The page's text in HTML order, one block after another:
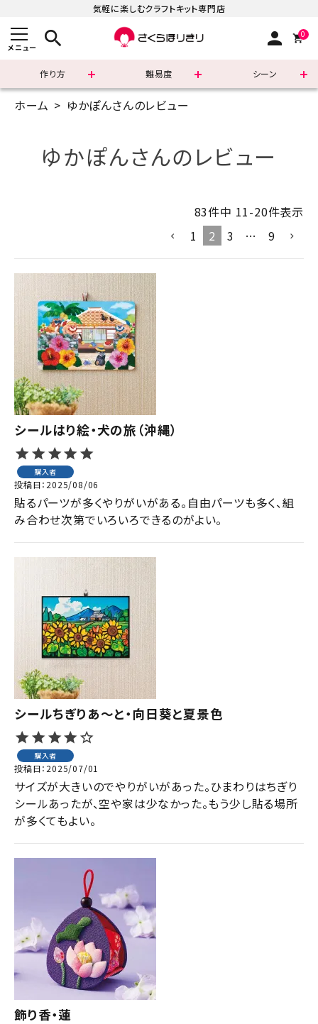
気軽に楽しむクラフトキット専門店
メニュー search person 0
作り方 難易度 シーン
まずはこちら
診断チャート
ジャンルで選ぶ
レビューを見る
コーポレートサイト
実店舗案内
デイサービス／
介護施設関係の方へ
最新のチラシはこちら
お問い合わせ
ログイン person 会員登録
ホーム ゆかぽんさんのレビュー
ゆかぽんさんのレビュー
83件中 11-20件表示
1
2 3 … 9
シールはり絵・犬の旅（沖縄）
購入者
投稿日 2025/08/06
貼るパーツが多くやりがいがある。自由パーツも多く、組
み合わせ次第でいろいろできるのがよい。
シールちぎりあ～と・向日葵と夏景色
購入者
投稿日 2025/07/01
サイズが大きいのでやりがいがあった。ひまわりはちぎり
シールあったが、空や家は少なかった。もう少し貼る場所
が多くてもよい。
飾り香・蓮